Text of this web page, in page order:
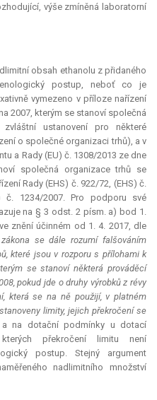
výše zmíněná laboratorní
obsah ethanolu z přidaného
enologický postup, neboť co je
vymezeno v příloze nařízení
2007, kterým se stanoví společná
ustanovení pro některé
o společné organizaci trhů), a v
a Rady (EU) č. 1308/2013 ze dne
společná organizace trhů se
Rady (EHS) č. 922/72, (EHS) č.
č. 1234/2007. Pro podporu své
na § 3 odst. 2 písm. a) bod 1.
znění účinném od 1. 4. 2017, dle
se dále rozumí falšováním
které jsou v rozporu s přílohami k
se stanoví některá prováděcí
pokud jde o druhy výrobků z révy
která se na ně použijí, v platném
limity, jejich překročení se
a na dotační podmínky u dotací
překročení limitu není
postup. Stejný argument
nadlimitního množství